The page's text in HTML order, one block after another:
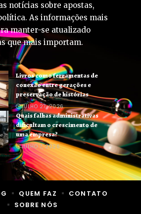
notícias sobre apostas,
As informações mais
manter-se atualizado
que mais importam.
Livros como ferramentas de
conexão entre gerações e
preservação de histórias
JULHO 27, 2026
Quais falhas administrativas
dificultam o crescimento de
uma empresa?
JULHO 7, 2026
QUEM FAZ
CONTATO
SOBRE NÓS